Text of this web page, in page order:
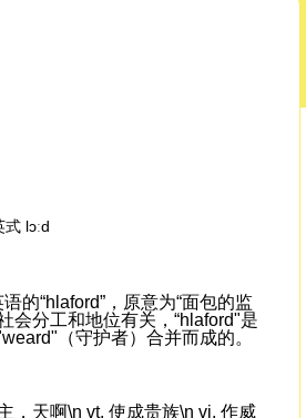
式 lɔːd
的“hlaford”，原意为“面包的监
会分工和地位有关，“hlaford"是
（守护者）合并而成的。
，天啊\n vt. 使成贵族\n vi. 作威